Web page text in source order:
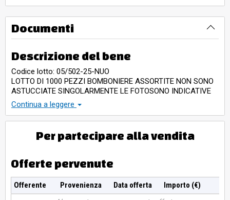
Documenti
Descrizione del bene
Codice lotto: 05/502-25-NUO
LOTTO DI 1000 PEZZI BOMBONIERE ASSORTITE NON SONO
ASTUCCIATE SINGOLARMENTE LE FOTOSONO INDICATIVE
AVENDO PIU' LOTTI DISPONIBILI ,
LA MERCE E' GIA' MESSA SEPARATA NEI CARTONI CON LE
QUANTITA'
Continua a leggere
Per partecipare alla vendita
Offerte pervenute
Offerente Provenienza Data offerta
Importo (€)